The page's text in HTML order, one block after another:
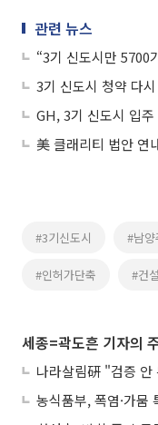
관련 뉴스
3기 신도시 청약 다
GH, 3기 신도시 입
#3기신도시 #남양
#인허가단축 #건
세종=곽도흔 기자의
나라살림硏 "검증 안